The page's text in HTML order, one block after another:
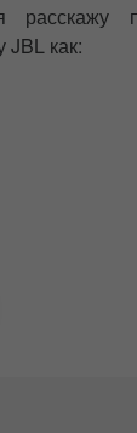
расскажу
JBL как: